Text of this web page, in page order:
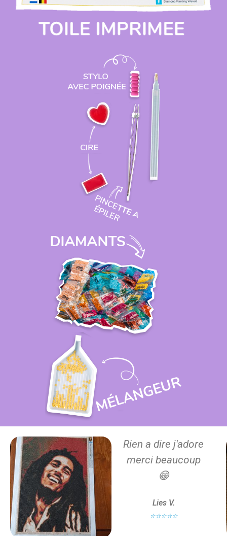
Rien a dire j'adore
merci beaucoup
😁
Lies V.
⭐⭐⭐⭐⭐